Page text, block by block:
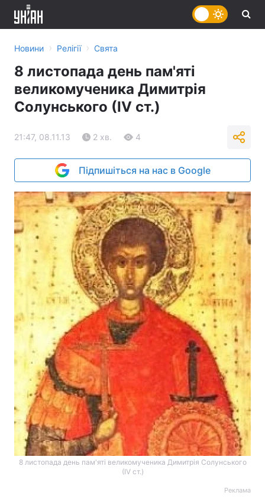
Новини › Релігії › Свята
8 листопада день пам'яті
великомученика Димитрія
Солунського (ІV ст.)
21:47, 08.11.13 2 хв. 4
Підпишіться на нас в Google
8 листопада день пам'яті великомученика Димитрія Солунського
(ІV ст.)
Реклама